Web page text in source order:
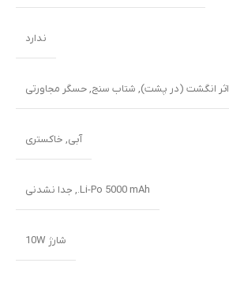
ندارد
اثر انگشت (در پشت), شتاب سنج, حسگر مجاورتی
آبی, خاکستری
Li-Po 5000 mAh., جدا نشدنی
شارژ 10W